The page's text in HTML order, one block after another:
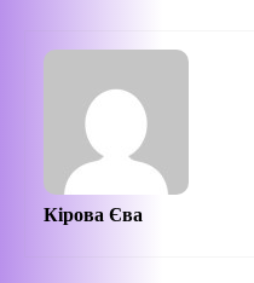
Кірова Єва